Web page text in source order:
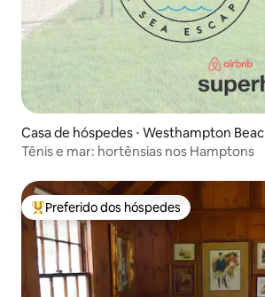
Casa de hóspedes ⋅ Westhampton
Tênis e mar: hortênsias nos Hamptons
Entre os melhores preferidos dos
Preferido dos hóspedes